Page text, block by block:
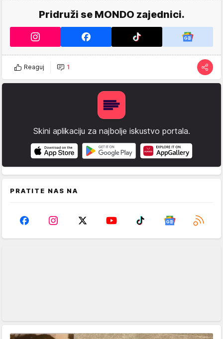
Pridruži se MONDO zajednici.
Reaguj 1
Skini aplikaciju za najbolje iskustvo portala.
PRATITE NAS NA